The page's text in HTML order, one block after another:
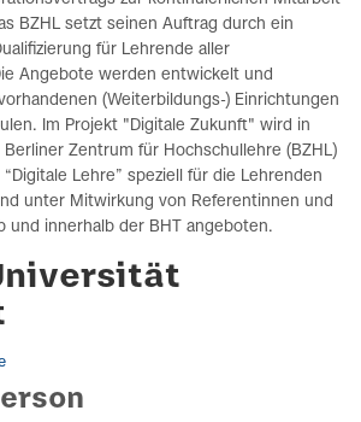
BZHL setzt seinen Auftrag durch ein
für Lehrende aller
Angebote werden entwickelt und
(Weiterbildungs-) Einrichtungen
Im Projekt "Digitale Zukunft" wird in
Zentrum für Hochschullehre (BZHL)
Lehre” speziell für die Lehrenden
unter Mitwirkung von Referentinnen und
und innerhalb der BHT angeboten.